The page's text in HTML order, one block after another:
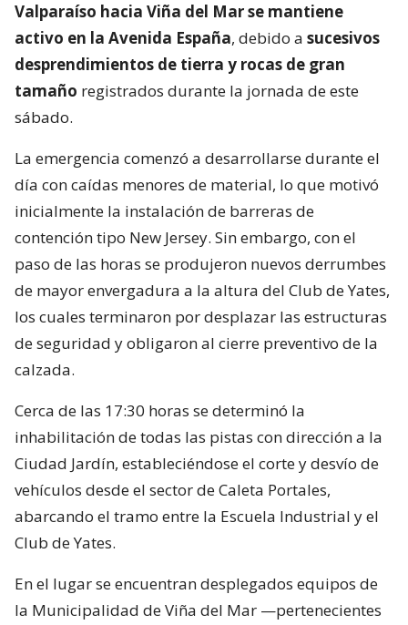
Valparaíso hacia Viña del Mar se mantiene
activo en la Avenida España, debido a sucesivos
desprendimientos de tierra y rocas de gran
tamaño registrados durante la jornada de este
sábado.
La emergencia comenzó a desarrollarse durante el
día con caídas menores de material, lo que motivó
inicialmente la instalación de barreras de
contención tipo New Jersey. Sin embargo, con el
paso de las horas se produjeron nuevos derrumbes
de mayor envergadura a la altura del Club de Yates,
los cuales terminaron por desplazar las estructuras
de seguridad y obligaron al cierre preventivo de la
calzada.
Cerca de las 17:30 horas se determinó la
inhabilitación de todas las pistas con dirección a la
Ciudad Jardín, estableciéndose el corte y desvío de
vehículos desde el sector de Caleta Portales,
abarcando el tramo entre la Escuela Industrial y el
Club de Yates.
En el lugar se encuentran desplegados equipos de
la Municipalidad de Viña del Mar —pertenecientes